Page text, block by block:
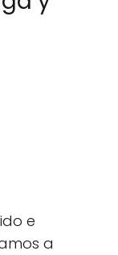
e
a